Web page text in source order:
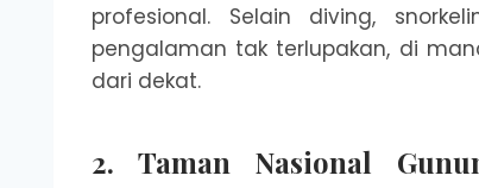
profesional. Selain diving,
pengalaman tak terlupakan, di
dari dekat.
2. Taman Nasional